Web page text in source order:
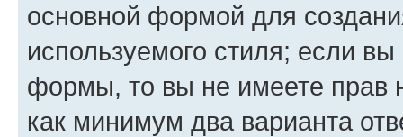
основной формой для
используемого стиля; если
формы, то вы не имеете прав
как минимум два варианта